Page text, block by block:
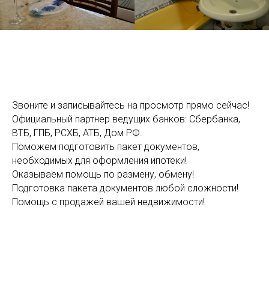
Звоните и записывайтесь на просмотр прямо сейчас!
Официальный партнер ведущих банков: Сбербанка,
ВТБ, ГПБ, РСХБ, АТБ, Дом РФ.
Поможем подготовить пакет документов,
необходимых для оформления ипотеки!
Оказываем помощь по размену, обмену!
Подготовка пакета документов любой сложности!
Помощь с продажей вашей недвижимости!